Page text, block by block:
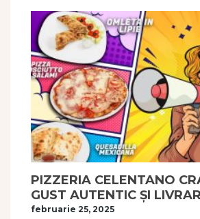
PIZZERIA CELENTANO
GUST AUTENTIC ȘI
februarie 25, 2025